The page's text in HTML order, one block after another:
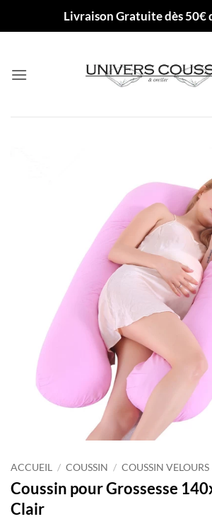
Livraison Gratuite dès 50€
ACCUEIL / COUSSIN / COUSSIN VELOURS
Coussin pour Grossesse
Clair